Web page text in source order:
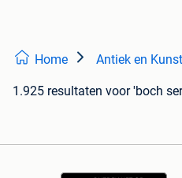
Home Antiek en Kunst
1.925 resultaten voor 'boch